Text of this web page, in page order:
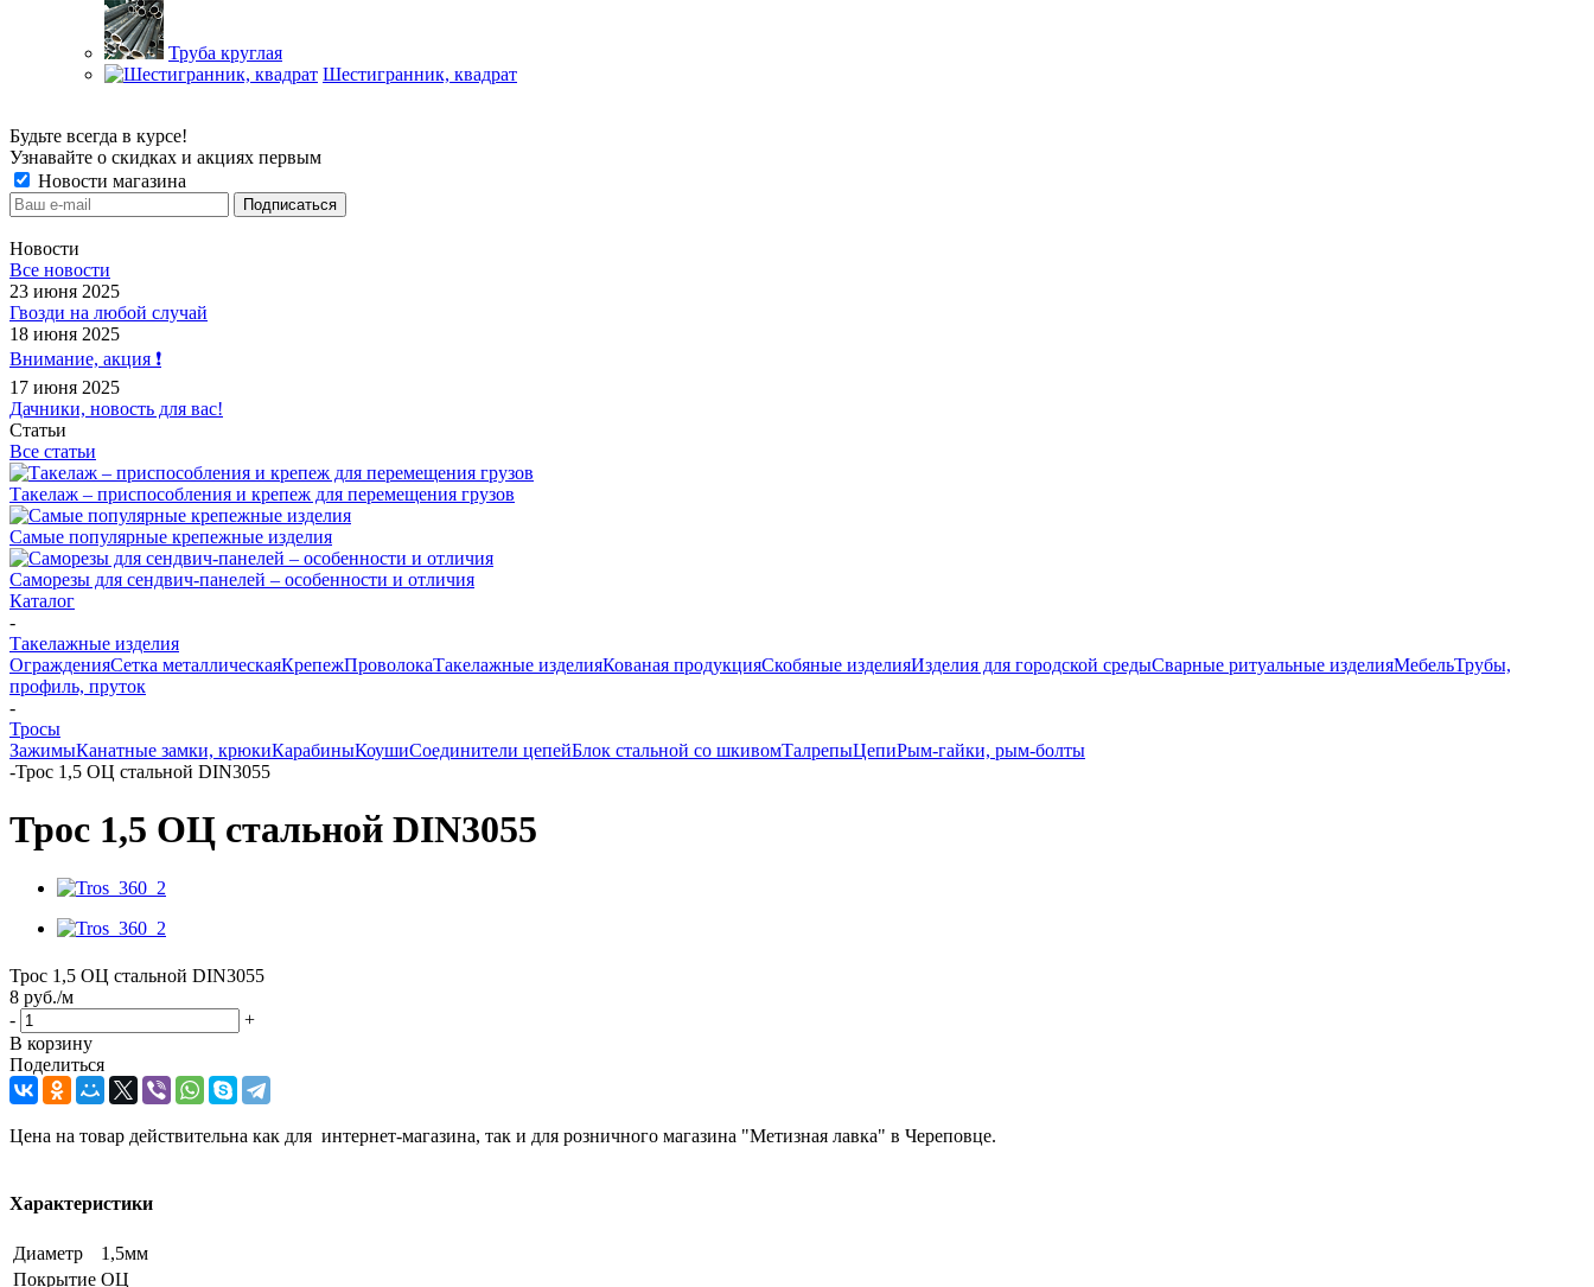
Труба круглая
Шестигранник, квадрат
Будьте всегда в курсе!
Узнавайте о скидках и акциях первым
Новости магазина
Новости
Все новости
23 июня 2025
Гвозди на любой случай
18 июня 2025
Внимание, акция ❗️
17 июня 2025
Дачники, новость для вас!
Статьи
Все статьи
Такелаж – приспособления и крепеж для перемещения грузов
Самые популярные крепежные изделия
Саморезы для сендвич-панелей – особенности и отличия
Каталог
-
Такелажные изделия
ОгражденияСетка металлическаяКрепежПроволокаТакелажные изделияКованая продукцияСкобяные изделияИзделия для городской средыСварные ритуальные изделияМебельТрубы,
профиль, пруток
-
Тросы
ЗажимыКанатные замки, крюкиКарабиныКоушиСоединители цепейБлок стальной со шкивомТалрепыЦепиРым-гайки, рым-болты
-Трос 1,5 ОЦ стальной DIN3055
Трос 1,5 ОЦ стальной DIN3055
Трос 1,5 ОЦ стальной DIN3055
8 руб./м
-
+
В корзину
Поделиться
Цена на товар действительна как для интернет-магазина, так и для розничного магазина "Метизная лавка" в Череповце.
Характеристики
Диаметр
1,5мм
Покрытие ОЦ